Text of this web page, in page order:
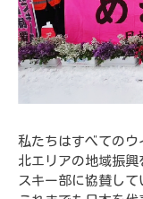
私たちはすべての
北エリアの地域振
スキー部に協賛して